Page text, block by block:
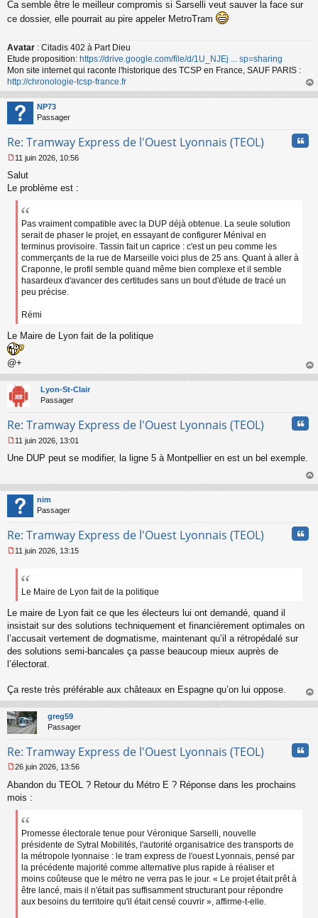
e
s
g
e
n
o
n
l
u
Ca semble être le meilleur compromis si Sarselli veut sauver la face sur
ce dossier, elle pourrait au pire appeler MetroTram
Avatar : Citadis 402 à Part Dieu
Etude proposition: https://drive.google.com/file/d/1U_NJEj ... sp=sharing
Mon site internet qui raconte l'historique des TCSP en France, SAUF PARIS :
http://chronologie-tcsp-france.fr
au
NP73
Passager
Re: Tramway Express de l'Ouest Lyonnais (TEOL)
e
s
11 juin 2026, 10:56
Salut
Le problème est :
Pas vraiment compatible avec la DUP déjà obtenue. La seule solution
serait de phaser le projet, en essayant de configurer Ménival en
terminus provisoire. Tassin fait un caprice : c'est un peu comme les
commerçants de la rue de Marseille voici plus de 25 ans. Quant à aller à
Craponne, le profil semble quand même bien complexe et il semble
hasardeux d'avancer des certitudes sans un bout d'étude de tracé un
peu précise.
Rémi
Le Maire de Lyon fait de la politique
@+
au
Lyon-St-Clair
Passager
Re: Tramway Express de l'Ouest Lyonnais (TEOL)
e
a
g
e
o
l
11 juin 2026, 13:01
Une DUP peut se modifier, la ligne 5 à Montpellier en est un bel exemple.
au
nim
Passager
Re: Tramway Express de l'Ouest Lyonnais (TEOL)
e
a
g
e
o
n
l
11 juin 2026, 13:15
Le Maire de Lyon fait de la politique
Le maire de Lyon fait ce que les électeurs lui ont demandé, quand il
insistait sur des solutions techniquement et financièrement optimales on
l’accusait vertement de dogmatisme, maintenant qu’il a rétropédalé sur
des solutions semi-bancales ça passe beaucoup mieux auprès de
l’électorat.
Ça reste très préférable aux châteaux en Espagne qu’on lui oppose.
au
greg59
Passager
Re: Tramway Express de l'Ouest Lyonnais (TEOL)
e
s
26 juin 2026, 13:56
Abandon du TEOL ? Retour du Métro E ? Réponse dans les prochains
mois :
Promesse électorale tenue pour Véronique Sarselli, nouvelle
présidente de Sytral Mobilités, l'autorité organisatrice des transports de
la métropole lyonnaise : le tram express de l'ouest Lyonnais, pensé par
la précédente majorité comme alternative plus rapide à réaliser et
moins coûteuse que le métro ne verra pas le jour. « Le projet était prêt à
être lancé, mais il n'était pas suffisamment structurant pour répondre
aux besoins du territoire qu'il était censé couvrir », affirme-t-elle.